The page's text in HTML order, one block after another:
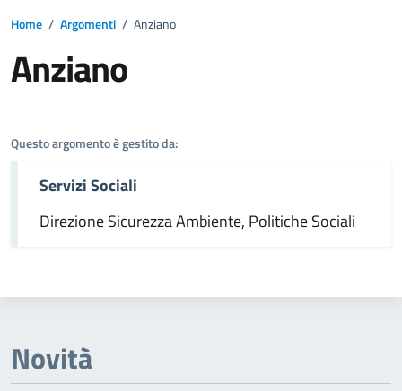
Home / Argomenti / Anziano
Anziano
Questo argomento è gestito da:
Servizi Sociali
Direzione Sicurezza Ambiente, Politiche Sociali
Novità